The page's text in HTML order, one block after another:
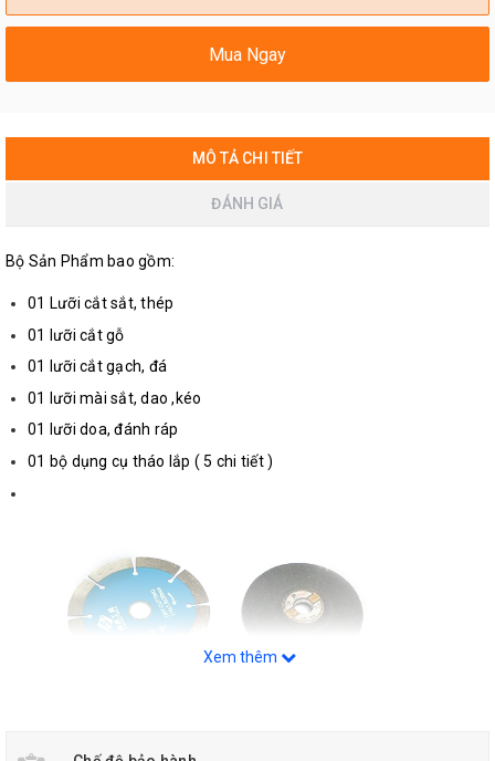
Mua Ngay
MÔ TẢ CHI TIẾT
ĐÁNH GIÁ
Bộ Sản Phẩm bao gồm:
01 Lưỡi cắt sắt, thép
01 lưỡi cắt gỗ
01 lưỡi cắt gạch, đá
01 lưỡi mài sắt, dao ,kéo
01 lưỡi doa, đánh ráp
01 bộ dụng cụ tháo lắp ( 5 chi tiết )
Xem thêm